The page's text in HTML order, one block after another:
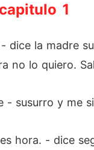
1
dice la madre
no lo quiero.
- susurro y me
hora. - dice